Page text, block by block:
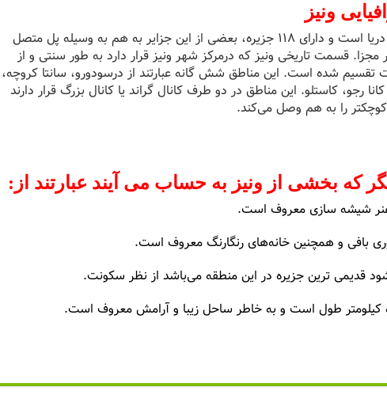
ونیز
شهر ونیز هم سطح دریا است و دارای ۱۱۸ جزیره، بعضی از این جزایر به هم به وسیله پل متصل
مجزا. قسمت تاریخی ونیز که درمرکز شهر ونیز قرار دارد به طور سنتی و از
شده است. این مناطق شش گانه عبارتند از درسودورو، سانتا کروچه،
رجو، کاستلو. این مناطق در دو طرف کانال گراند یا کانال بزرگ قرار دارند
که بخشی از ونیز به حساب می آیند عبارتند از :
هنر شیشه سازی معروف است.
بافی و همچنین خانه‌های رنگارنگ معروف است.
قدیمی ترین جزیره در این منطقه می‌باشد از نظر سکونت.
کیلومتر طول است و به خاطر ساحل زیبا و آرامش معروف است.